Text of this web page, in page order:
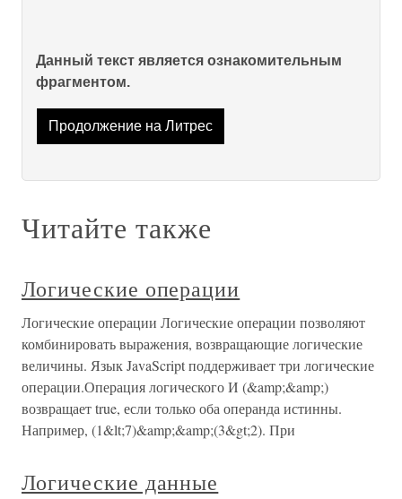
Данный текст является ознакомительным
фрагментом.
Продолжение на Литрес
Читайте также
Логические операции
Логические операции Логические операции позволяют
комбинировать выражения, возвращающие логические
величины. Язык JavaScript поддерживает три логические
операции.Операция логического И (&amp;&amp;)
возвращает true, если только оба операнда истинны.
Например, (1&lt;7)&amp;&amp;(3&gt;2). При
Логические данные